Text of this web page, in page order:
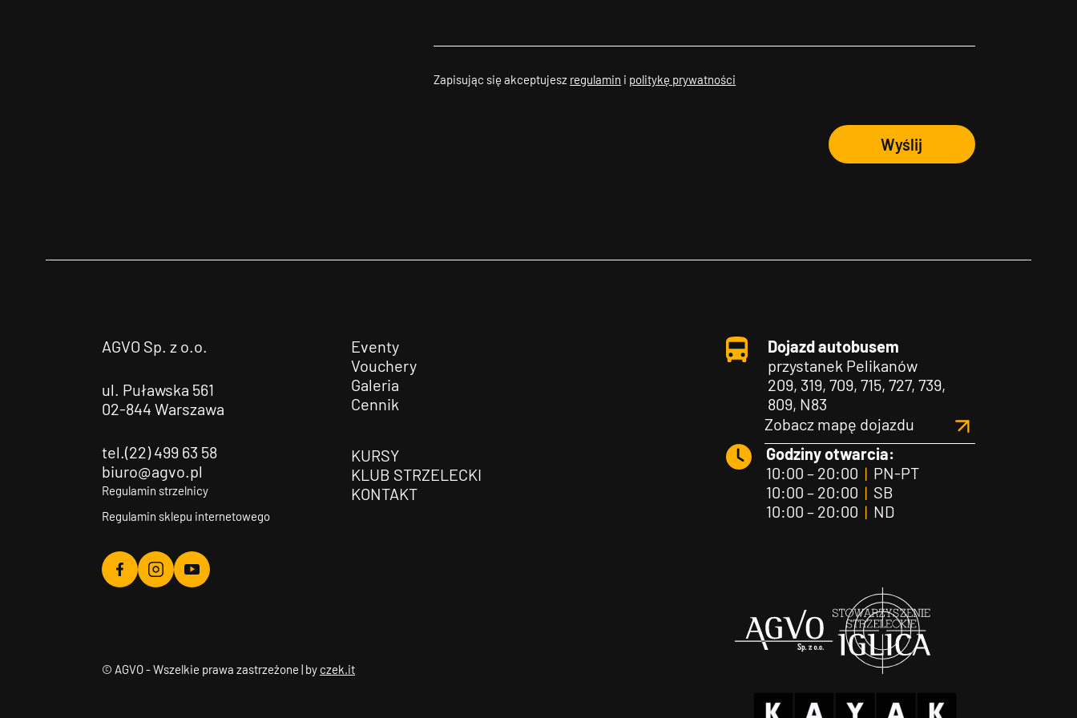
Zapisując się akceptujesz regulamin i politykę prywatności
Wyślij
AGVO Sp. z o.o.
ul. Puławska 561
02-844 Warszawa
tel.(22) 499 63 58
biuro@agvo.pl
Regulamin strzelnicy
Regulamin sklepu internetowego
Agvo
Agvo
Agvo
Eventy
Vouchery
Galeria
Cennik
KURSY
KLUB STRZELECKI
KONTAKT
Dojazd autobusem
przystanek Pelikanów
209, 319, 709, 715, 727, 739,
809, N83
Zobacz mapę dojazdu
Godziny otwarcia:
10:00 – 20:00 |PN-PT
10:00 – 20:00 |SB
10:00 – 20:00 |ND
© AGVO - Wszelkie prawa zastrzeżone | by czek.it
Agvo Iglica